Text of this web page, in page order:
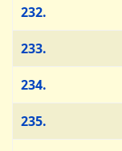
232.
233.
234.
235.